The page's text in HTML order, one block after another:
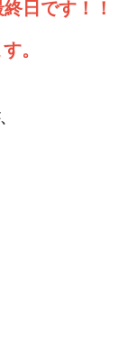
日です！！
。